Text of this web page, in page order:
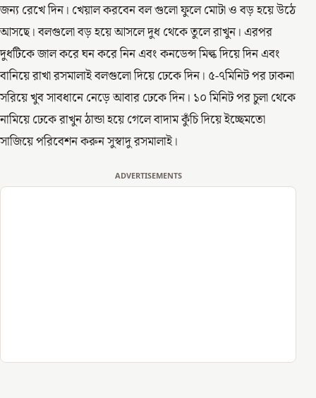
জন্য রেখে দিন। খেয়াল করবেন বল গুলো ফুলে মোটা ও বড় হয়ে উঠে
আসছে। বলগুলো বড় হয়ে আসলে দুধ থেকে তুলে রাখুন। এরপর
দুধটিকে জাল করে ঘন করে নিন এবং কনডেন্স মিল্ক দিয়ে দিন এবং
বানিয়ে রাখা রসমালাই বলগুলো দিয়ে ঢেকে দিন। ৫-৭মিনিট পর ঢাকনা
সরিয়ে খুব সাবধানে নেড়ে আবার ঢেকে দিন। ১০ মিনিট পর চুলা থেকে
নামিয়ে ঢেকে রাখুন ঠান্ডা হয়ে গেলে বাদাম কুঁচি দিয়ে ইচ্ছেমতো
সাজিয়ে পরিবেশন করুন সুস্বাদু রসমালাই।
ADVERTISEMENTS